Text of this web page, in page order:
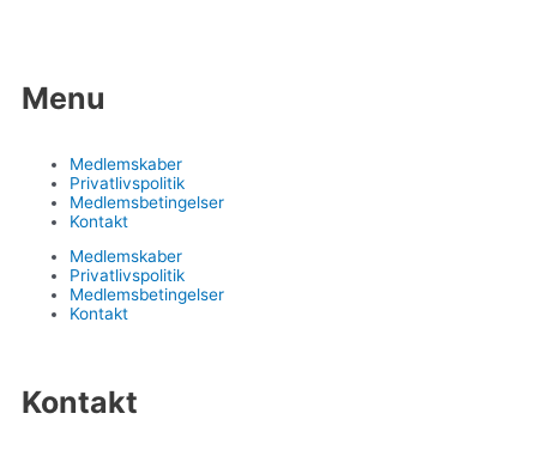
Menu
Medlemskaber
Privatlivspolitik
Medlemsbetingelser
Kontakt
Medlemskaber
Privatlivspolitik
Medlemsbetingelser
Kontakt
Kontakt